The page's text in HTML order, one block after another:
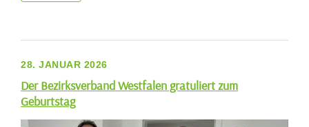
28. JANUAR 2026
Der Bezirksverband Westfalen gratuliert zum
Geburtstag